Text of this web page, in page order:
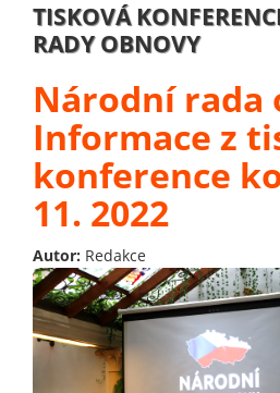
TISKOVÁ
RADY OBNOVY
Národní rada
Informace z
konference
11. 2022
Autor: Redakce